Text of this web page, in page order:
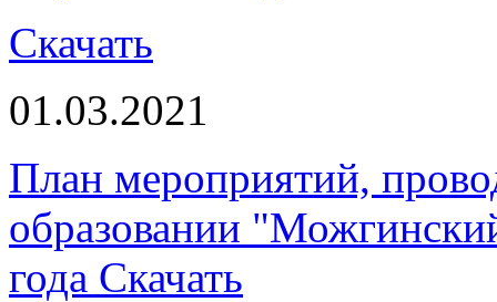
Скачать
01.03.2021
План мероприятий,
образовании
года Скачать